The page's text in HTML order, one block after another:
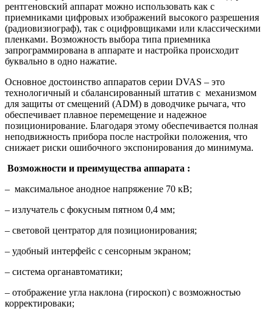
рентгеновский аппарат можно использовать как с
приемниками цифровых изображений высокого разрешения
(радиовизиограф), так c оцифровщиками или классическими
пленками. Возможность выбора типа приемника
запрограммирована в аппарате и настройка происходит
буквально в одно нажатие.
Основное достоинство аппаратов серии DVAS – это
технологичный и сбалансированный штатив c механизмом
для защиты от смещений (ADM) в доводчике рычага, что
обеспечивает плавное перемещение и надежное
позиционирование. Благодаря этому обеспечивается полная
неподвижность прибора после настройки положения, что
снижает риски ошибочного экспонирования до минимума.
Возможности и преимущества аппарата :
– максимальное анодное напряжение 70 кВ;
– излучатель с фокусным пятном 0,4 мм;
– световой центратор для позиционирования;
– удобный интерфейс с сенсорным экраном;
– система органавтоматики;
– отображение угла наклона (гироскоп) с возможностью
корректироваки;